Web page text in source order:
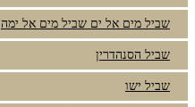
שביל מים אל ים שביל מים אל ימה
שביל הסנהדרין
שביל ישו